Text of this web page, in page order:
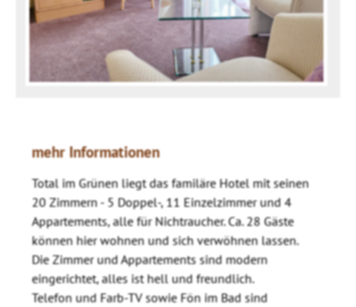
mehr Informationen
Total im Grünen liegt das familäre Hotel mit seinen
20 Zimmern - 5 Doppel-, 11 Einzelzimmer und 4
Appartements, alle für Nichtraucher. Ca. 28 Gäste
können hier wohnen und sich verwöhnen lassen.
Die Zimmer und Appartements sind modern
eingerichtet, alles ist hell und freundlich.
Telefon und Farb-TV sowie Fön im Bad sind